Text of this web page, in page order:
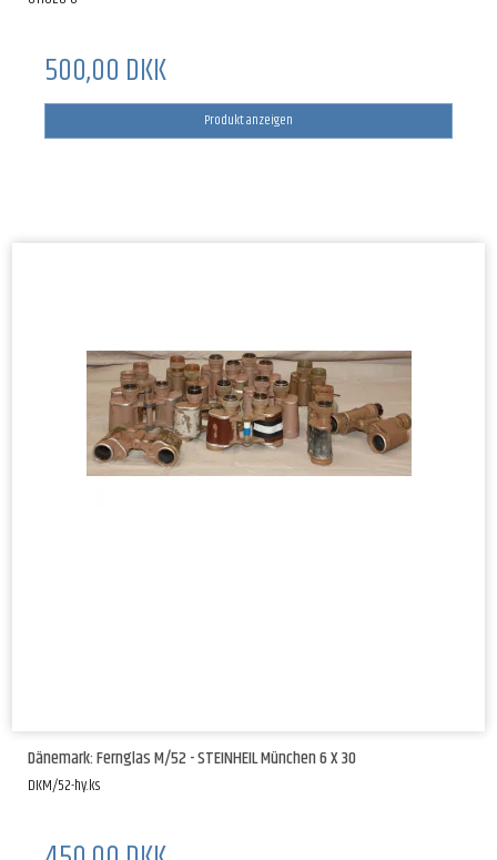
500,00 DKK
Produkt anzeigen
Dänemark: Fernglas M/52 - STEINHEIL München 6 X 30
DKM/52-hy.ks